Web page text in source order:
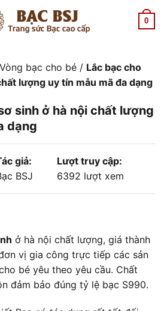
0
Vòng bạc cho bé / Lắc bạc cho
lượng uy tín mẫu mã đa dạng
sinh ở hà nội chất lượng
dạng
giả:
BSJ
Lượt truy cập:
6392 lượt xem
ở hà nội chất lượng, giá thành
vị gia công trực tiếp các sản
bé yêu theo yêu cầu. Chất
đảm bảo đúng tỷ lệ bạc S990.